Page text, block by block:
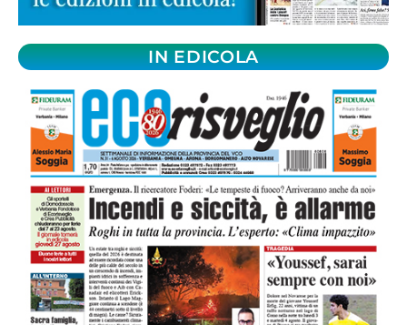
IN EDICOLA